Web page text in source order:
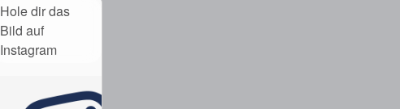
Hole dir das
Bild auf
Instagram